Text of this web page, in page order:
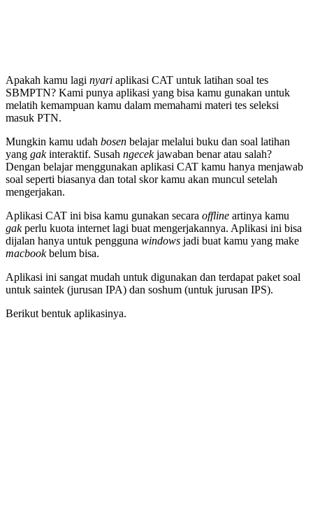
Apakah kamu lagi nyari aplikasi CAT untuk latihan soal tes
SBMPTN? Kami punya aplikasi yang bisa kamu gunakan untuk
melatih kemampuan kamu dalam memahami materi tes seleksi
masuk PTN.
Mungkin kamu udah bosen belajar melalui buku dan soal latihan
yang gakinteraktif. Susah ngecekjawaban benar atau salah?
Dengan belajar menggunakan aplikasi CAT kamu hanya menjawab
soal seperti biasanya dan total skor kamu akan muncul setelah
mengerjakan.
Aplikasi CAT ini bisa kamu gunakan secara offline artinya kamu
gakperlu kuota internet lagi buat mengerjakannya. Aplikasi ini bisa
dijalan hanya untuk pengguna windows jadi buat kamu yang make
macbookbelum bisa.
Aplikasi ini sangat mudah untuk digunakan dan terdapat paket soal
untuk saintek (jurusan IPA) dan soshum (untuk jurusan IPS).
Berikut bentuk aplikasinya.